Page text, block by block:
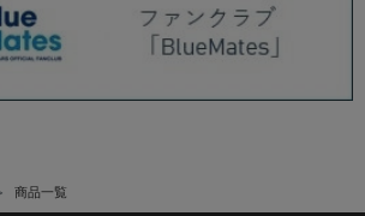
商品一覧